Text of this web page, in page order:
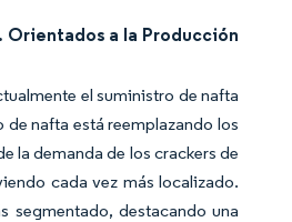
Orientados a la Producción
el suministro de nafta
nafta está reemplazando los
la demanda de los crackers de
cada vez más localizado.
segmentado, destacando una